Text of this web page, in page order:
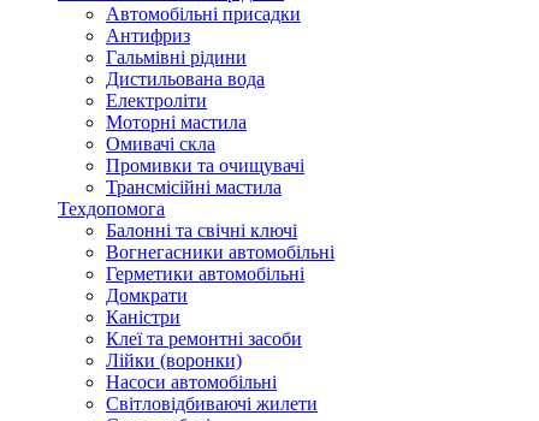
Автомобільні присадки
Антифриз
Гальмівні рідини
Дистильована вода
Електроліти
Моторні мастила
Омивачі скла
Промивки та очищувачі
Трансмісійні мастила
Техдопомога
Балонні та свічні ключі
Вогнегасники автомобільні
Герметики автомобільні
Домкрати
Каністри
Клеї та ремонтні засоби
Лійки (воронки)
Насоси автомобільні
Світловідбиваючі жилети